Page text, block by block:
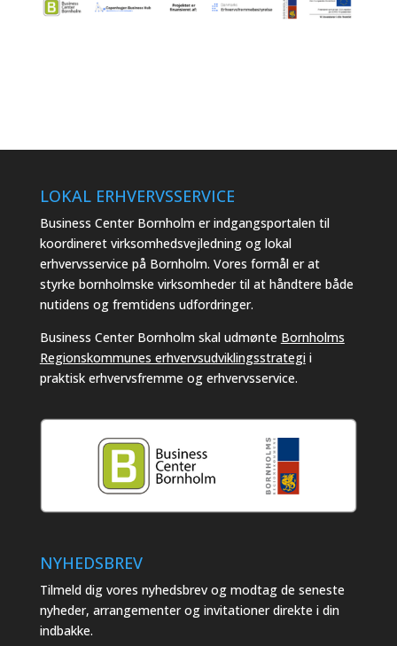
LOKAL ERHVERVSSERVICE
Business Center Bornholm er indgangsportalen til
koordineret virksomhedsvejledning og lokal
erhvervsservice på Bornholm. Vores formål er at
styrke bornholmske virksomheder til at håndtere både
nutidens og fremtidens udfordringer.
Business Center Bornholm skal udmønte Bornholms
Regionskommunes erhvervsudviklingsstrategii
praktisk erhvervsfremme og erhvervsservice.
NYHEDSBREV
Tilmeld dig vores nyhedsbrev og modtag de seneste
nyheder, arrangementer og invitationer direkte i din
indbakke.